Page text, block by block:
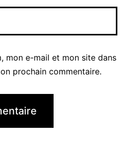
mon e-mail et mon site dans
prochain commentaire.